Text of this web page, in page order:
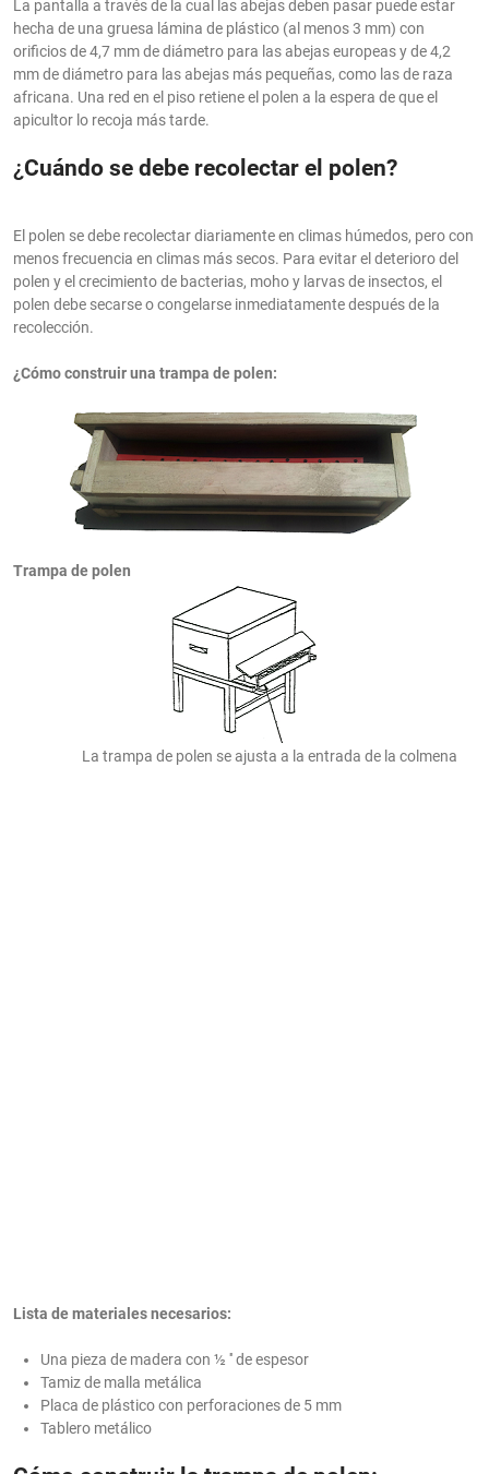
La pantalla a través de la cual las abejas deben pasar puede estar
hecha de una gruesa lámina de plástico (al menos 3 mm) con
orificios de 4,7 mm de diámetro para las abejas europeas y de 4,2
mm de diámetro para las abejas más pequeñas, como las de raza
africana. Una red en el piso retiene el polen a la espera de que el
apicultor lo recoja más tarde.
¿Cuándo se debe recolectar el polen?
El polen se debe recolectar diariamente en climas húmedos, pero con
menos frecuencia en climas más secos. Para evitar el deterioro del
polen y el crecimiento de bacterias, moho y larvas de insectos, el
polen debe secarse o congelarse inmediatamente después de la
recolección.
¿Cómo construir una trampa de polen:
Trampa de polen
La trampa de polen se ajusta a la entrada de la colmena
Lista de materiales necesarios:
Una pieza de madera con ½ '' de espesor
Tamiz de malla metálica
Placa de plástico con perforaciones de 5 mm
Tablero metálico